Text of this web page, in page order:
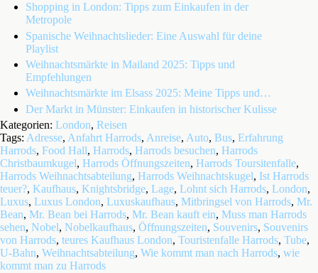
Shopping in London: Tipps zum Einkaufen in der
Metropole
Spanische Weihnachtslieder: Eine Auswahl für deine
Playlist
Weihnachtsmärkte in Mailand 2025: Tipps und
Empfehlungen
Weihnachtsmärkte im Elsass 2025: Meine Tipps und…
Der Markt in Münster: Einkaufen in historischer Kulisse
Kategorien: London, Reisen
Tags: Adresse, Anfahrt Harrods, Anreise, Auto, Bus, Erfahrung
Harrods, Food Hall, Harrods, Harrods besuchen, Harrods
Christbaumkugel, Harrods Öffnungszeiten, Harrods Toursitenfalle,
Harrods Weihnachtsabteilung, Harrods Weihnachtskugel, Ist Harrods
teuer?, Kaufhaus, Knightsbridge, Lage, Lohnt sich Harrods, London,
Luxus, Luxus London, Luxuskaufhaus, Mitbringsel von Harrods, Mr.
Bean, Mr. Bean bei Harrods, Mr. Bean kauft ein, Muss man Harrods
sehen, Nobel, Nobelkaufhaus, Öffnungszeiten, Souvenirs, Souvenirs
von Harrods, teures Kaufhaus London, Touristenfalle Harrods, Tube,
U-Bahn, Weihnachtsabteilung, Wie kommt man nach Harrods, wie
kommt man zu Harrods